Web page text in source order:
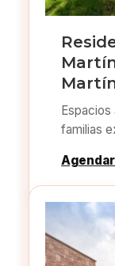
Espacios
familias